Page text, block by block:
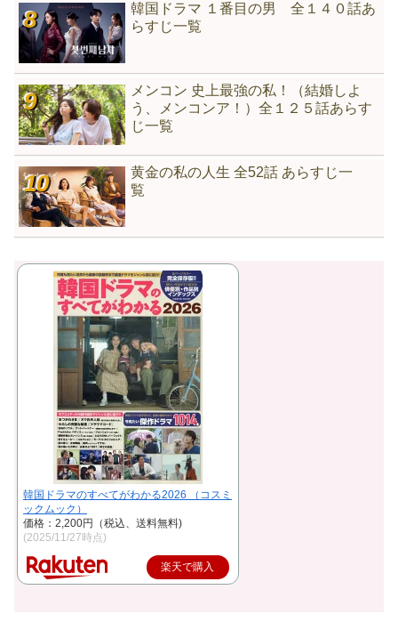
韓国ドラマ １番目の男 全１４０話あ
らすじ一覧
メンコン 史上最強の私！（結婚しよ
う、メンコンア！）全１２５話あらす
じ一覧
黄金の私の人生 全52話 あらすじ一
覧
韓国ドラマのすべてがわかる2026 （コスミ
ックムック）
価格：2,200円（税込、送料無料)
(2025/11/27時点)
楽天で購入